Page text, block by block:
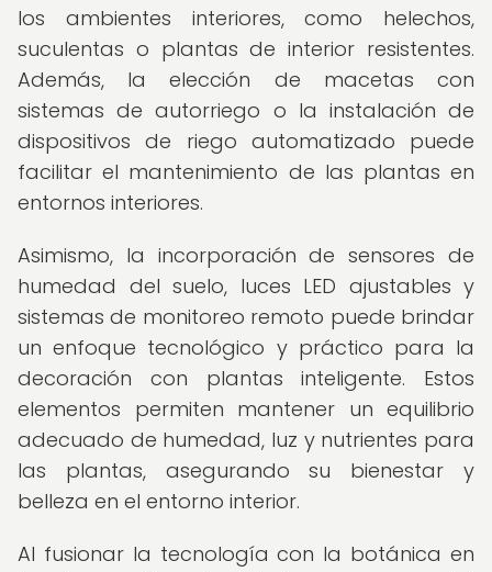
los ambientes interiores, como helechos,
suculentas o plantas de interior resistentes.
Además, la elección de macetas con
sistemas de autorriego o la instalación de
dispositivos de riego automatizado puede
facilitar el mantenimiento de las plantas en
entornos interiores.
Asimismo, la incorporación de sensores de
humedad del suelo, luces LED ajustables y
sistemas de monitoreo remoto puede brindar
un enfoque tecnológico y práctico para la
decoración con plantas inteligente. Estos
elementos permiten mantener un equilibrio
adecuado de humedad, luz y nutrientes para
las plantas, asegurando su bienestar y
belleza en el entorno interior.
Al fusionar la tecnología con la botánica en